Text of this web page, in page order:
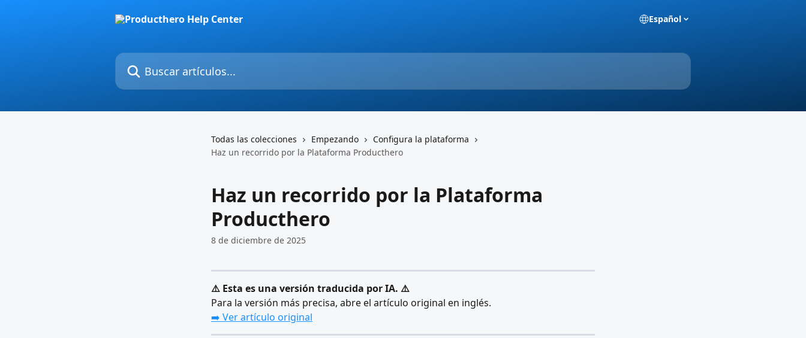
Español
Buscar artículos...
Todas las colecciones Empezando
Configura la plataforma
Haz un recorrido por la Plataforma Producthero
Haz un recorrido por la Plataforma
Producthero
8 de diciembre de 2025
⚠️ Esta es una versión traducida por IA. ⚠️
Para la versión más precisa, abre el artículo original en inglés.
➡️ Ver artículo original